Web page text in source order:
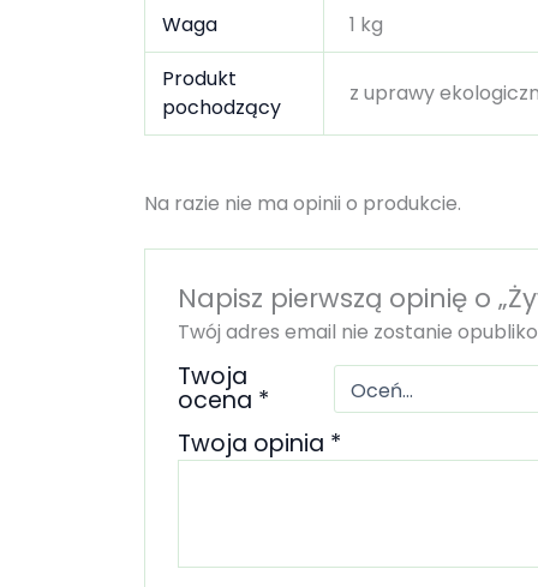
Waga
1 kg
Produkt
pochodzący
z uprawy
Na razie nie ma opinii o produkcie.
Napisz pierwszą opinię o
Twój adres email nie zostanie
Twoja
ocena *
Twoja opinia *